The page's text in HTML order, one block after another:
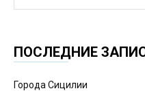
ПОСЛЕДНИЕ
Города Сицилии